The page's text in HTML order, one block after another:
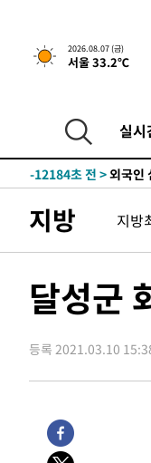
2026.08.07 (금)
서울 33.2℃
실시
-19835초 전 >[속보]
선포
-19798초 전 >[단독]
-16075초 전 >
SK하
-12931초 전 >
-12184초 전 >외국인
-11871초 전 >
[속보]
-11851초 전 >[속보]
-8830초 전 >[속보]종
-7674초 전 >11시간
-6696초 전 >[속보]규
27분 전 >
[속보] 7월
1시간 전 >
[속보]'채
지방 지방
달성군
등록 2021.03.10